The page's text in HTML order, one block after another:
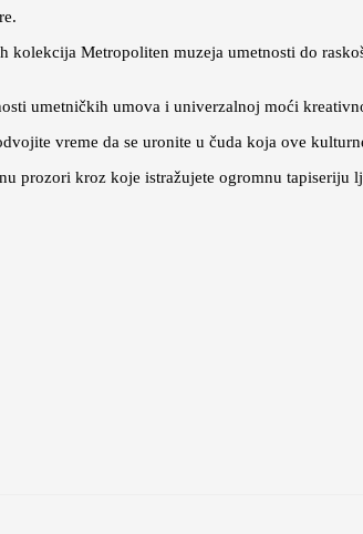
Metropoliten muzeja umetnosti do
umetničkih umova i univerzalnoj moći
vreme da se uronite u čuda koja ove
prozori kroz koje istražujete ogromnu tapiseriju